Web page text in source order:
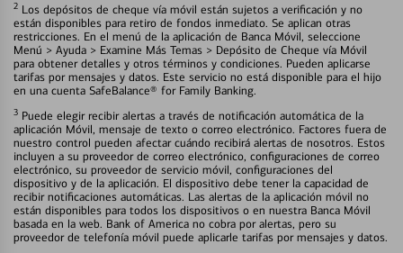
2 Los depósitos de cheque vía móvil están sujetos a verificación y no
están disponibles para retiro de fondos inmediato. Se aplican otras
restricciones. En el menú de la aplicación de Banca Móvil, seleccione
Menú > Ayuda > Examine Más Temas > Depósito de Cheque vía Móvil
para obtener detalles y otros términos y condiciones. Pueden aplicarse
tarifas por mensajes y datos. Este servicio no está disponible para el hijo
en una cuenta SafeBalance® for Family Banking.
3 Puede elegir recibir alertas a través de notificación automática de la
aplicación Móvil, mensaje de texto o correo electrónico. Factores fuera de
nuestro control pueden afectar cuándo recibirá alertas de nosotros. Estos
incluyen a su proveedor de correo electrónico, configuraciones de correo
electrónico, su proveedor de servicio móvil, configuraciones del
dispositivo y de la aplicación. El dispositivo debe tener la capacidad de
recibir notificaciones automáticas. Las alertas de la aplicación móvil no
están disponibles para todos los dispositivos o en nuestra Banca Móvil
basada en la web. Bank of America no cobra por alertas, pero su
proveedor de telefonía móvil puede aplicarle tarifas por mensajes y datos.